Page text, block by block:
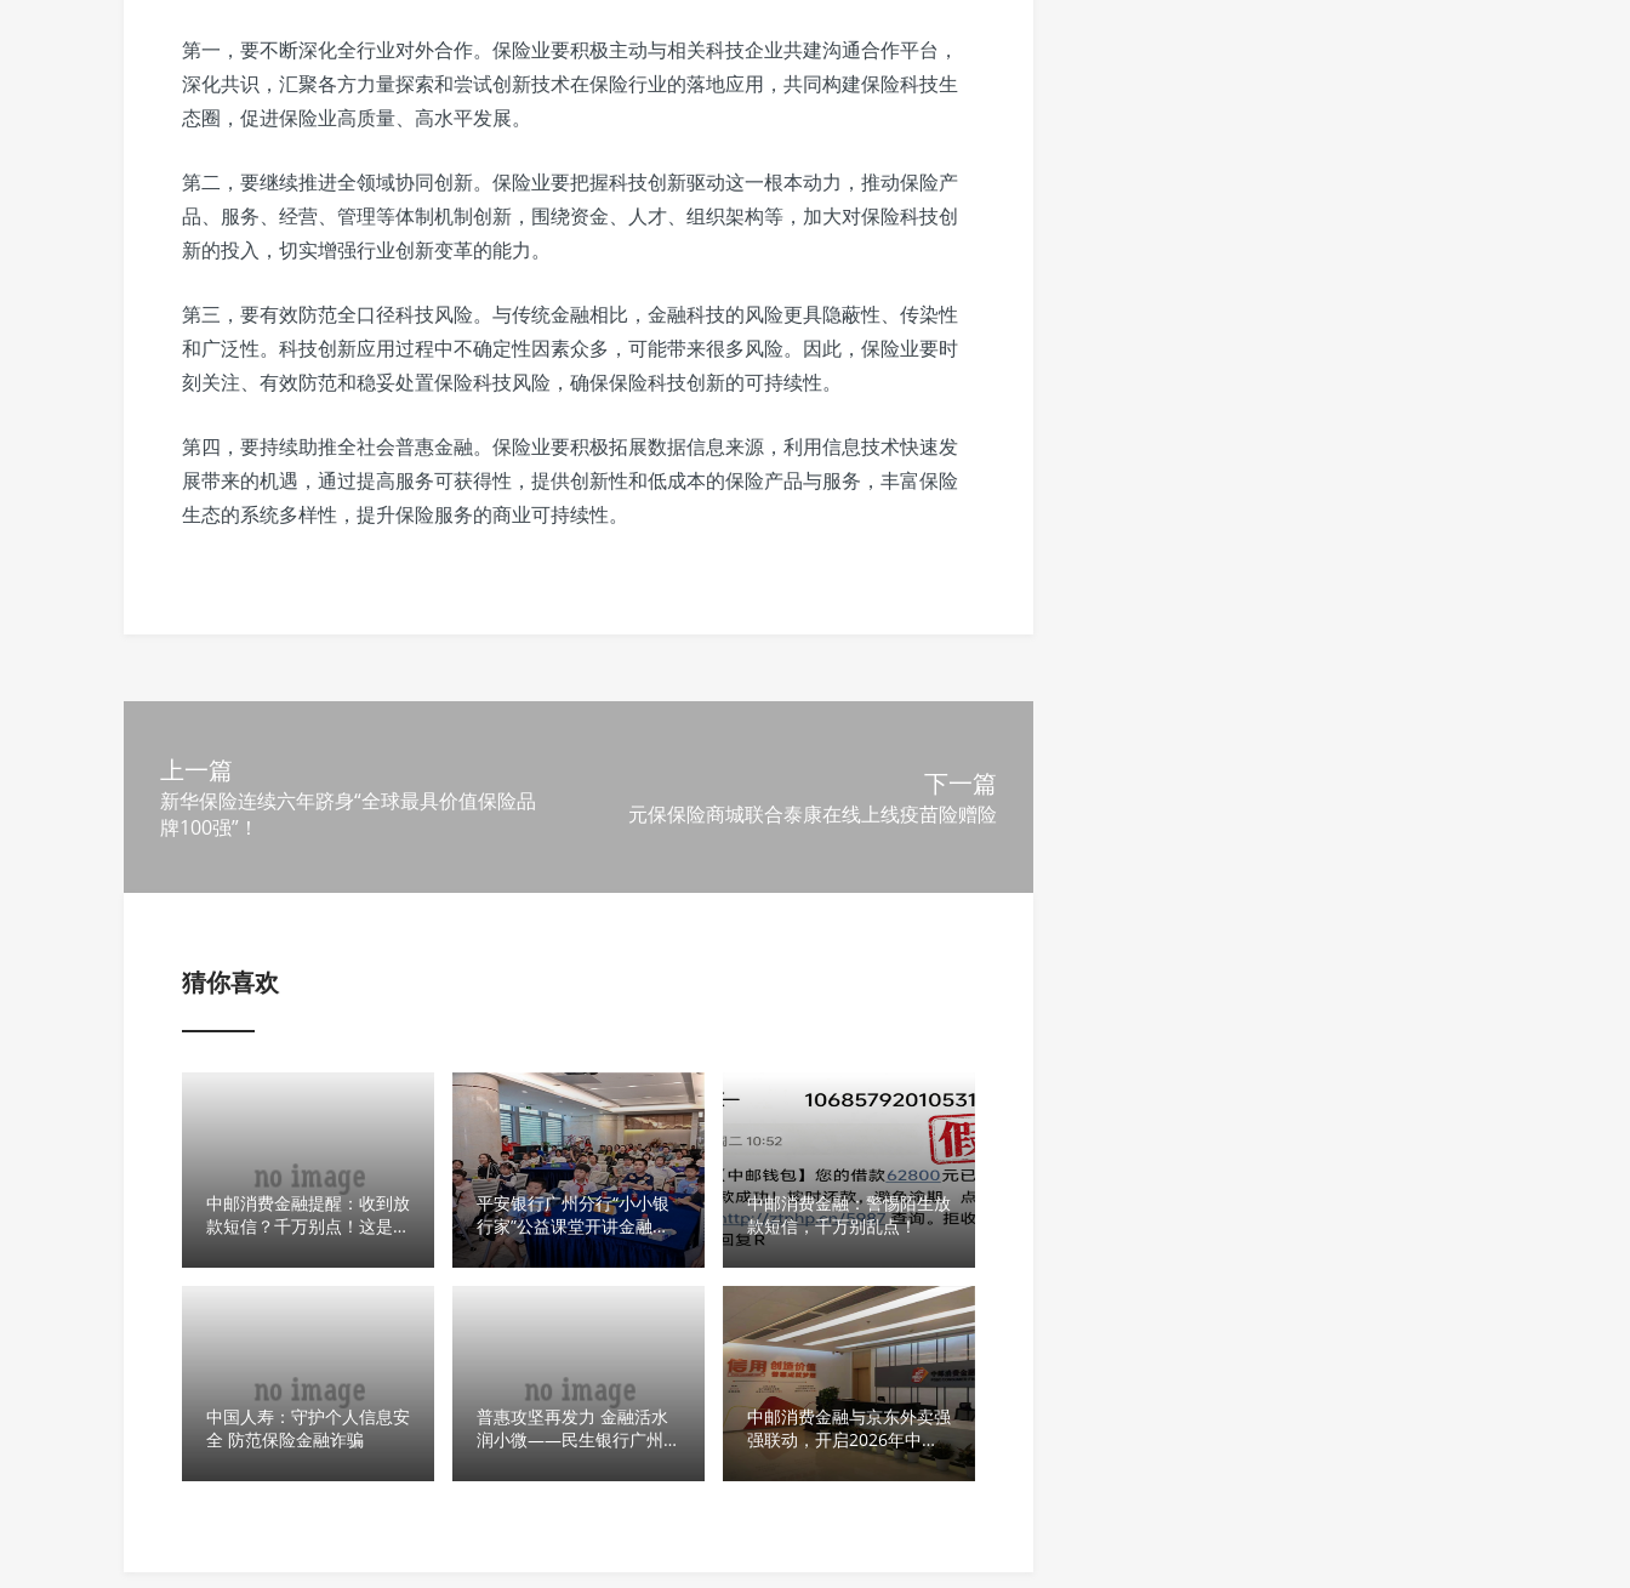
第一，要不断深化全行业对外合作。保险业要积极主动与相关科技企业共建沟通合作平台，
深化共识，汇聚各方力量探索和尝试创新技术在保险行业的落地应用，共同构建保险科技生
态圈，促进保险业高质量、高水平发展。
第二，要继续推进全领域协同创新。保险业要把握科技创新驱动这一根本动力，推动保险产
品、服务、经营、管理等体制机制创新，围绕资金、人才、组织架构等，加大对保险科技创
新的投入，切实增强行业创新变革的能力。
第三，要有效防范全口径科技风险。与传统金融相比，金融科技的风险更具隐蔽性、传染性
和广泛性。科技创新应用过程中不确定性因素众多，可能带来很多风险。因此，保险业要时
刻关注、有效防范和稳妥处置保险科技风险，确保保险科技创新的可持续性。
第四，要持续助推全社会普惠金融。保险业要积极拓展数据信息来源，利用信息技术快速发
展带来的机遇，通过提高服务可获得性，提供创新性和低成本的保险产品与服务，丰富保险
生态的系统多样性，提升保险服务的商业可持续性。
上一篇
新华保险连续六年跻身“全球最具价值保险品
牌100强”！
下一篇
元保保险商城联合泰康在线上线疫苗险赠险
猜你喜欢
中邮消费金融提醒：收到放
款短信？千万别点！这是诈
平安银行广州分行“小小银
行家”公益课堂开讲金融反
诈急救一站式守护少年成长
中邮消费金融：警惕陌生放
款短信，千万别乱点！
中国人寿：守护个人信息安
全 防范保险金融诈骗
普惠攻坚再发力 金融活水
润小微——民生银行广州分
对接专场活动
中邮消费金融与京东外卖强
强联动，开启2026年中盛